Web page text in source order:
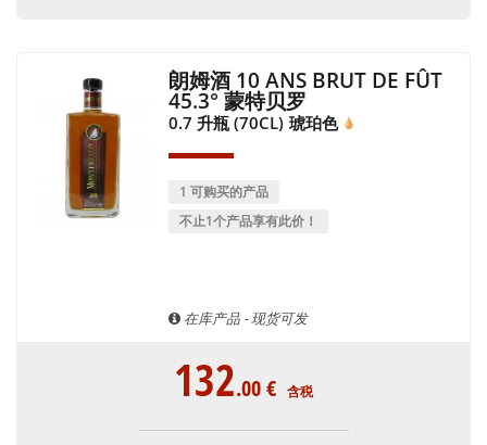
朗姆酒 10 ANS BRUT DE FÛT
45.3° 蒙特贝罗
0.7 升瓶 (70CL) 琥珀色
1 可购买的产品
不止1个产品享有此价！
在库产品 - 现货可发
132.00€ 含税